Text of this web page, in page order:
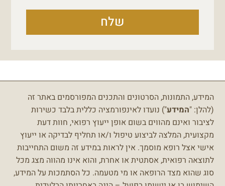
שלח
המידע, התמונות, הסרטונים והתכנים המפורסמים באתר זה
(להלן: "המידע") נועדו לאינפורמציה כללית בלבד כשירות
לציבור ואינם מהווים בשום אופן ייעוץ רפואי, חוות דעת
מקצועית, המלצה לביצוע טיפול ו/או תחליף לבדיקה או ייעוץ
אישי אצל רופא מוסמך. אין לראות במידע זה משום התחייבות
לתוצאה רפואית, אסתטית או אחרת, והוא אינו מהווה מצג מכל
סוג שהוא מצד הרופאה או מי מטעמה. כל הסתמכות על המידע,